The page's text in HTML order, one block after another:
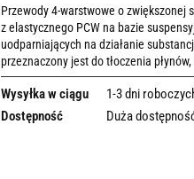
Przewody 4-warstwowe o zwiększonej
z elastycznego PCW na bazie
uodparniających na działanie
przeznaczony jest do tłoczenia
Wysyłka w ciągu
1-3 dni
Dostępność
Duża